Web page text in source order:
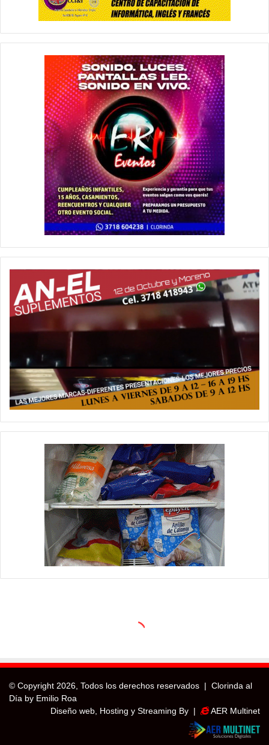
© Copyright 2026, Todos los derechos reservados | Clorinda al
Día by Emilio Roa
Diseño web, Hosting y Streaming By |
AER Multinet